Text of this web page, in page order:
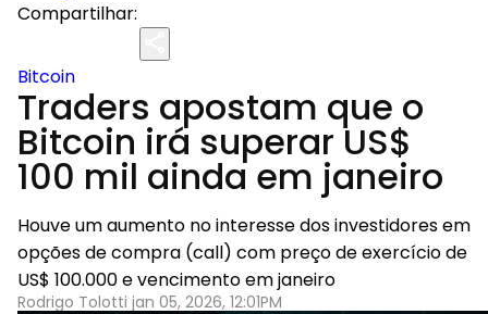
Compartilhar:
Bitcoin
Traders apostam que o
Bitcoin irá superar US$
100 mil ainda em janeiro
Houve um aumento no interesse dos investidores em
opções de compra (call) com preço de exercício de
US$ 100.000 e vencimento em janeiro
Rodrigo Tolotti jan 05, 2026, 12:01PM